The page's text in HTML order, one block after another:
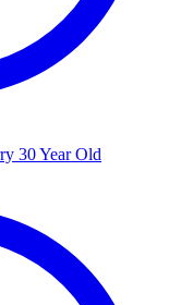
30 Year Old